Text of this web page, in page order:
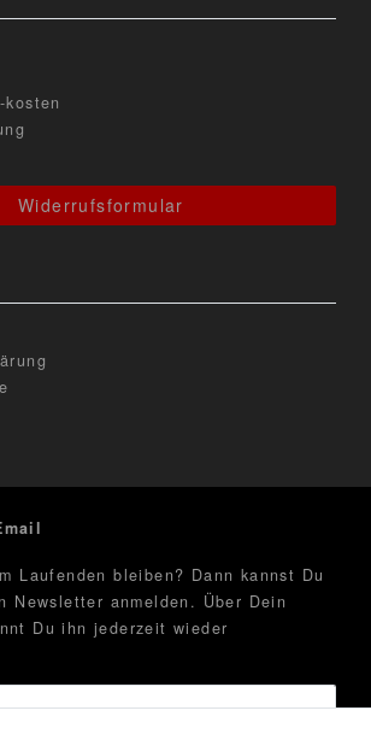
Widerrufsformular
Laufenden bleiben? Dann kannst Du
Newsletter anmelden. Über Dein
Du ihn jederzeit wieder